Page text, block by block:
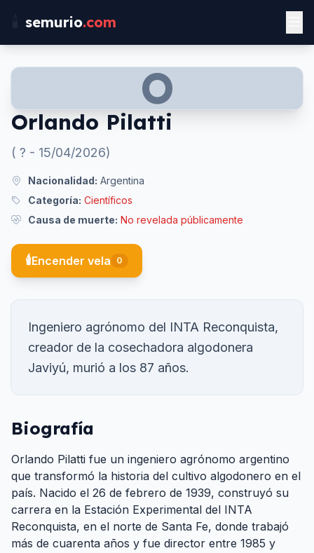
semurio.com
O
Orlando Pilatti
( ? - 15/04/2026)
Nacionalidad: Argentina
Categoría: Científicos
Causa de muerte: No revelada públicamente
🕯️Encender vela 0
Ingeniero agrónomo del INTA Reconquista,
creador de la cosechadora algodonera
Javiyú, murió a los 87 años.
Biografía
Orlando Pilatti fue un ingeniero agrónomo argentino
que transformó la historia del cultivo algodonero en el
país. Nacido el 26 de febrero de 1939, construyó su
carrera en la Estación Experimental del INTA
Reconquista, en el norte de Santa Fe, donde trabajó
más de cuarenta años y fue director entre 1985 y